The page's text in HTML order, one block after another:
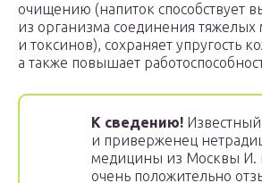
очищению (напиток способствует
из организма соединения тяжелых
и токсинов), сохраняет упругость
а также повышает
К сведению!
и приверженец
медицины из Москвы
очень положительно